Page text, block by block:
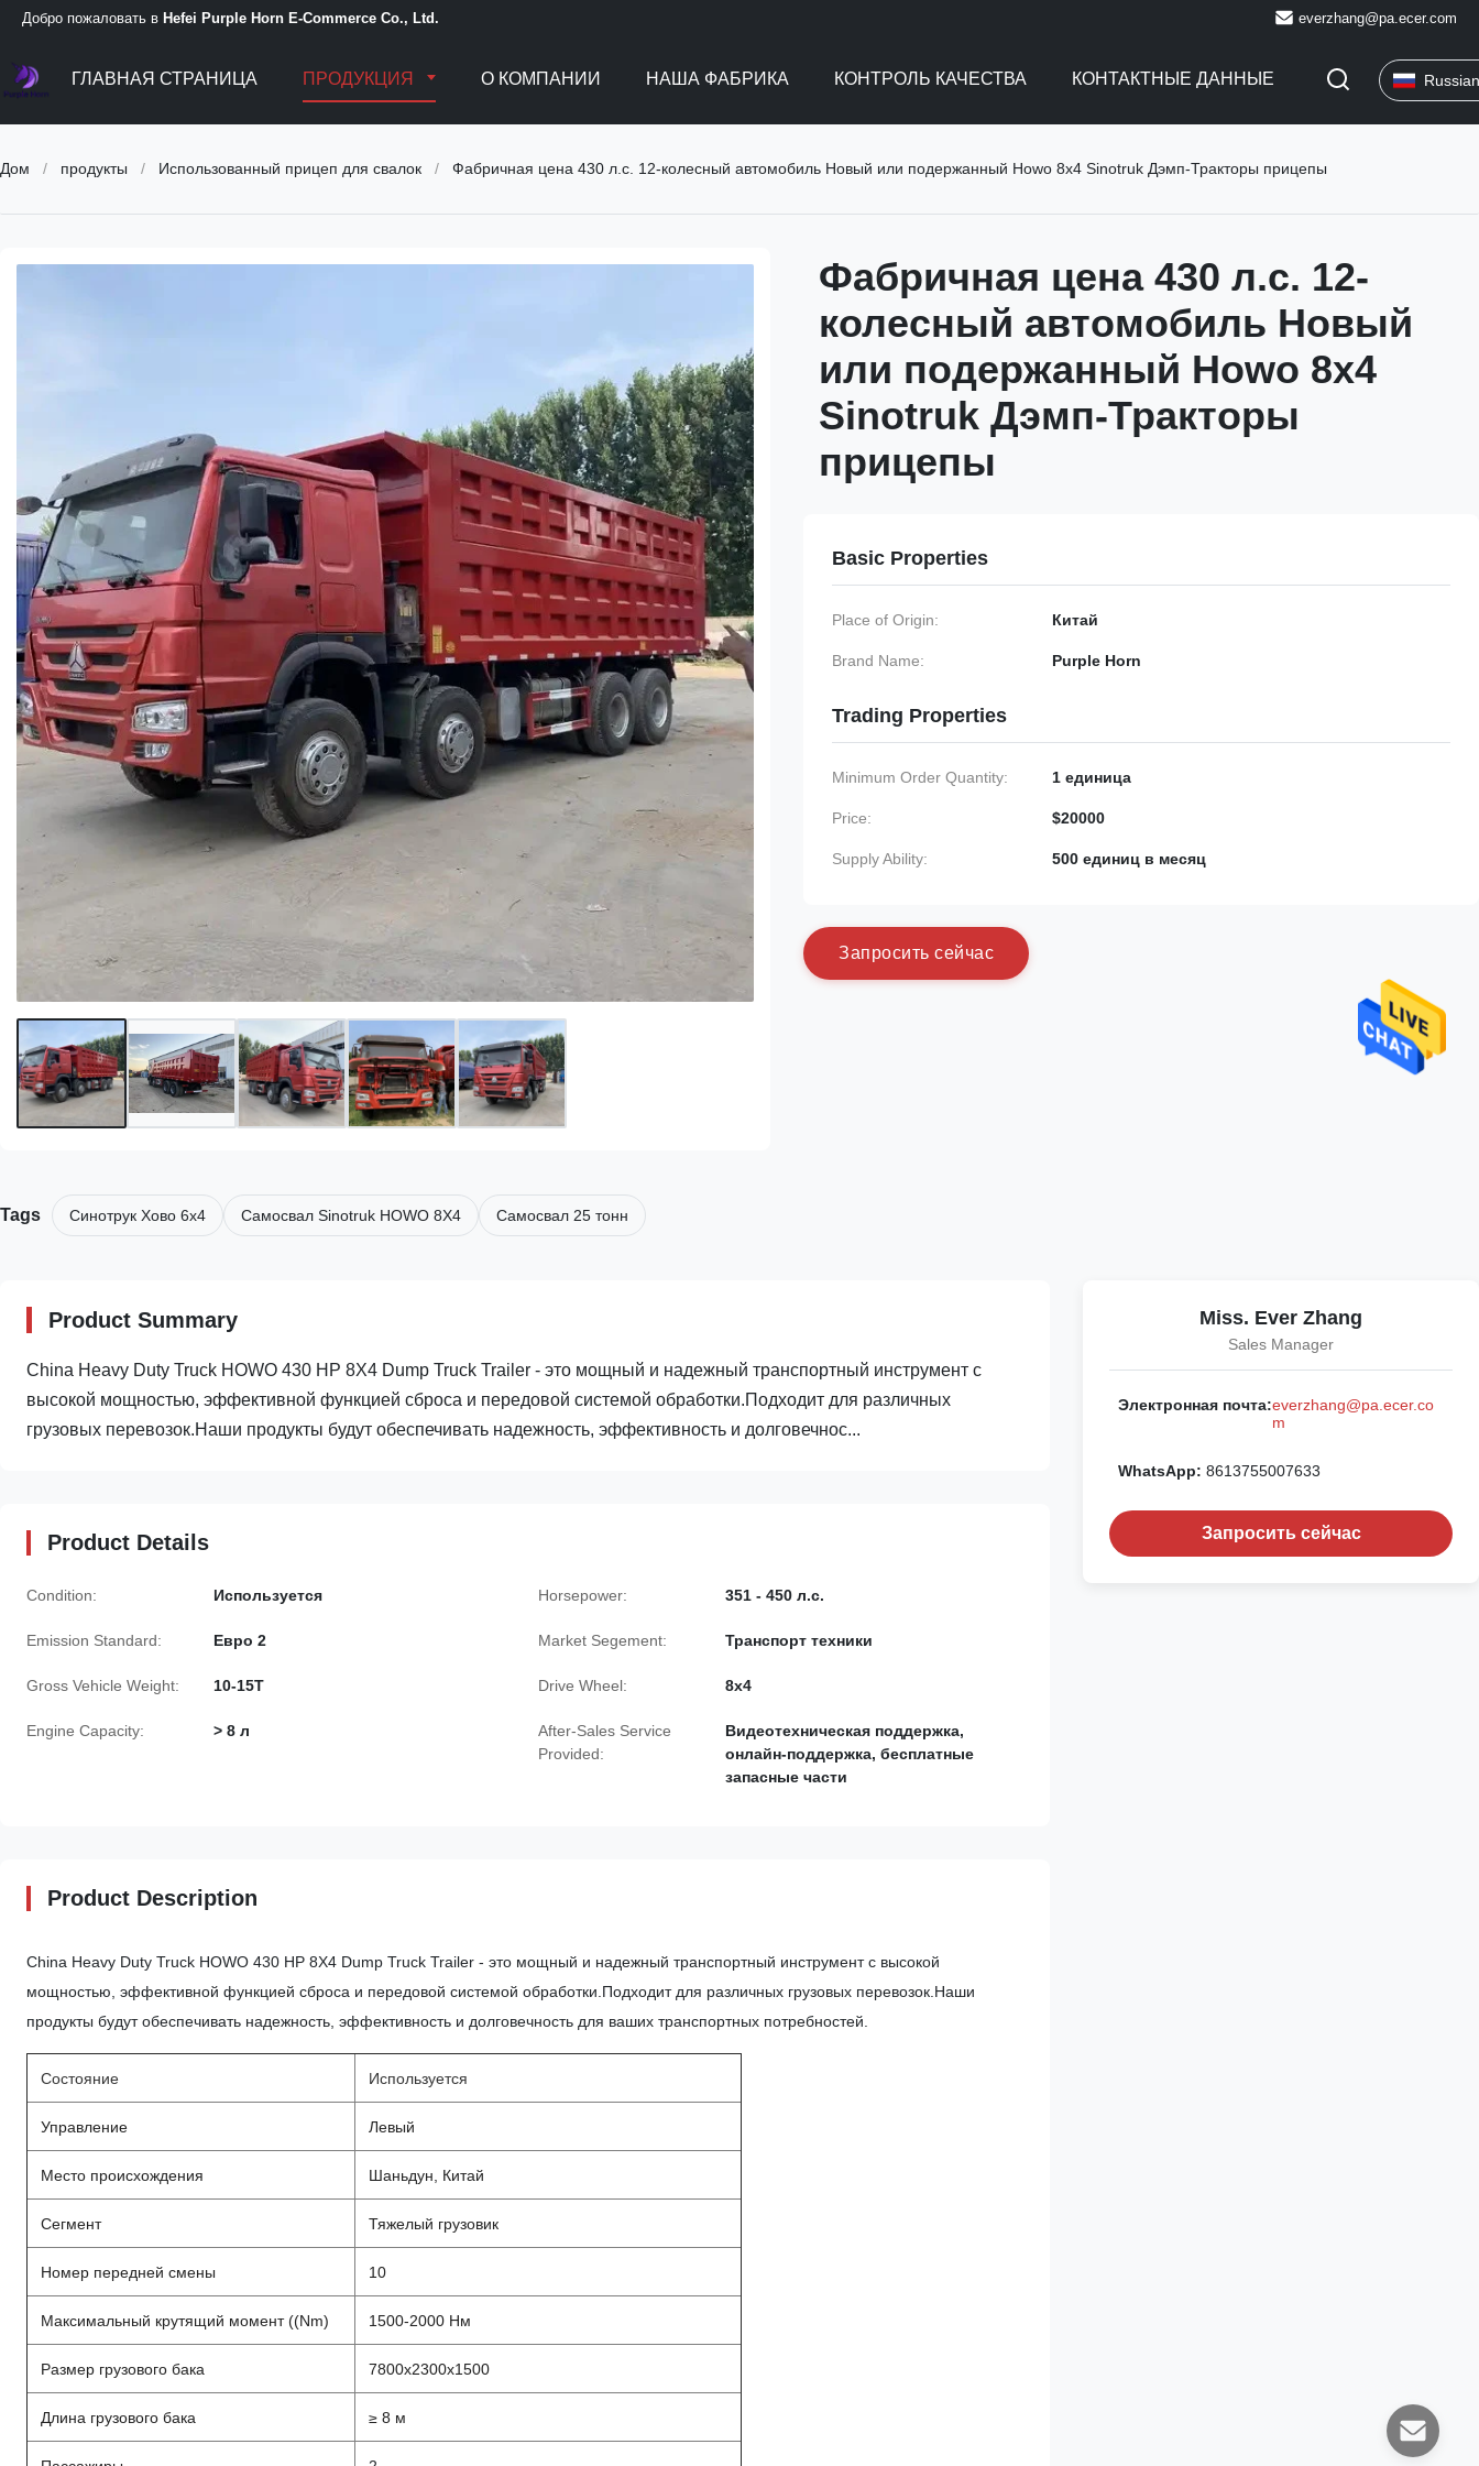
Добро пожаловать в Hefei Purple Horn E-Commerce Co., Ltd. everzhang@pa.ecer.com
ГЛАВНАЯ СТРАНИЦА ПРОДУКЦИЯ О КОМПАНИИ НАША ФАБРИКА КОНТРОЛЬ КАЧЕСТВА КОНТАКТНЫЕ ДАННЫЕ
Дом / продукты / Использованный прицеп для свалок / Фабричная цена 430 л.с. 12-колесный автомобиль Новый или подержанный Howo 8x4 Sinotruk Дэмп-Тракторы прицепы
Фабричная цена 430 л.с. 12-
колесный автомобиль Новый
или подержанный Howo 8x4
Sinotruk Дэмп-Тракторы
прицепы
Basic Properties
Place of Origin: Китай
Brand Name: Purple Horn
Trading Properties
Minimum Order Quantity: 1 единица
Price: $20000
Supply Ability: 500 единиц в месяц
Запросить сейчас
Tags Синотрук Хово 6х4 Самосвал Sinotruk HOWO 8X4 Самосвал 25 тонн
Product Summary
China Heavy Duty Truck HOWO 430 HP 8X4 Dump Truck Trailer - это мощный и надежный транспортный инструмент с
высокой мощностью, эффективной функцией сброса и передовой системой обработки.Подходит для различных
грузовых перевозок.Наши продукты будут обеспечивать надежность, эффективность и долговечнос...
Product Details
Condition: Используется Horsepower: 351 - 450 л.с.
Emission Standard: Евро 2 Market Segement: Транспорт техники
Gross Vehicle Weight: 10-15T Drive Wheel: 8x4
Engine Capacity: > 8 л
After-Sales Service
Provided:
Видеотехническая поддержка,
онлайн-поддержка, бесплатные
запасные части
Product Description
China Heavy Duty Truck HOWO 430 HP 8X4 Dump Truck Trailer - это мощный и надежный транспортный инструмент с высокой
мощностью, эффективной функцией сброса и передовой системой обработки.Подходит для различных грузовых перевозок.Наши
продукты будут обеспечивать надежность, эффективность и долговечность для ваших транспортных потребностей.
Состояние Используется
Управление Левый
Место происхождения Шаньдун, Китай
Сегмент Тяжелый грузовик
Номер передней смены 10
Максимальный крутящий момент ((Nm) 1500-2000 Нм
Размер грузового бака 7800х2300х1500
Длина грузового бака ≥ 8 м
Miss. Ever Zhang
Sales Manager
Электронная почта:everzhang@pa.ecer.co
m
WhatsApp: 8613755007633
Запросить сейчас